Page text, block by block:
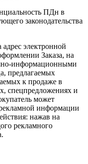
ПДн в
законодательства
адрес электронной
Заказа, на
информационными
предлагаемых
к продаже в
спецпредложениях и
может
рекламной информации
нажав на
рекламного